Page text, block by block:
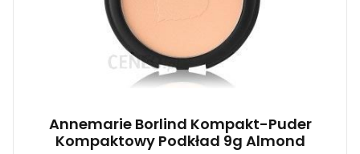
Annemarie Borlind Kompakt-Puder
Kompaktowy Podkład 9g Almond